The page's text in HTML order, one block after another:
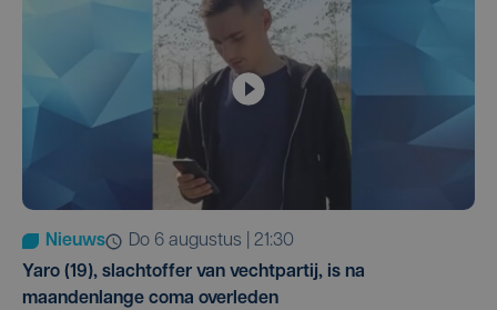
Nieuws
do 6 augustus | 21:30
Yaro (19), slachtoffer van vechtpartij, is na
maandenlange coma overleden